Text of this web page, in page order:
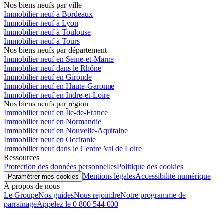
Nos biens neufs par ville
Immobilier neuf à Bordeaux
Immobilier neuf à Lyon
Immobilier neuf à Toulouse
Immobilier neuf à Tours
Nos biens neufs par département
Immobilier neuf en Seine-et-Marne
Immobilier neuf dans le Rhône
Immobilier neuf en Gironde
Immobilier neuf en Haute-Garonne
Immobilier neuf en Indre-et-Loire
Nos biens neufs par région
Immobilier neuf en Île-de-France
Immobilier neuf en Normandie
Immobilier neuf en Nouvelle-Aquitaine
Immobilier neuf en Occitanie
Immobilier neuf dans le Centre Val de Loire
Ressources
Protection des données personnellesPolitique des cookies
Paramétrer mes cookies Mentions légalesAccessibilité numérique
À propos de nous
Le GroupeNos guidesNous rejoindreNotre programme de
parrainageAppelez le 0 800 544 000